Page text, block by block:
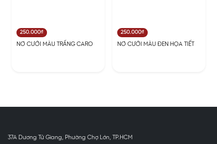
250.000₫
NƠ CƯỚI MÀU TRẤNG CARO
250.000₫
NƠ CƯỚI MÀU ĐEN HỌA TIẾT
37A Dương Tử Giang, Phường Chợ Lớn, TP.HCM